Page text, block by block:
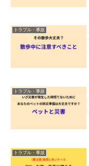
トラブル・事故
トラブル・事故
トラブル・事故